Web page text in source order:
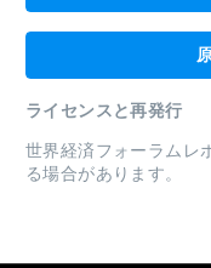
ライセンスと再発行
世界経済フォーラムレ
る場合があります。